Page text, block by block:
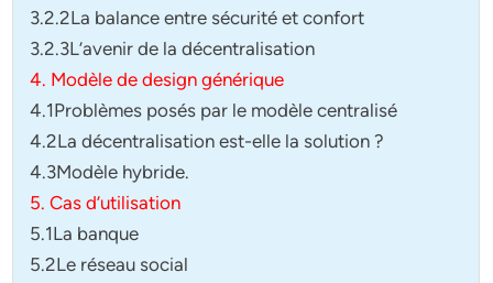
3.2.2La balance entre sécurité et confort
3.2.3L’avenir de la décentralisation
4. Modèle de design générique
4.1Problèmes posés par le modèle centralisé
4.2La décentralisation est-elle la solution ?
4.3Modèle hybride.
5. Cas d’utilisation
5.1La banque
5.2Le réseau social